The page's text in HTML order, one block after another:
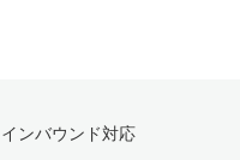
インバウンド対応